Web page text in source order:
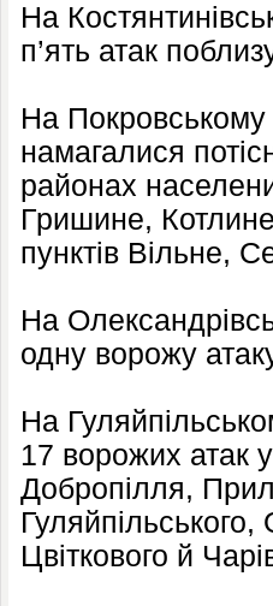
На
п’ять атак
На Покровському
намагалися
районах
Гришине,
пунктів Вільне,
На
одну ворожу
На
17 ворожих атак
Добропілля,
Цвіткового й